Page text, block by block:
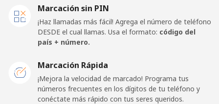
Celular
⁦£10⁩
Línea fija ⁦1.5p⁩
665 min por
⁦£10⁩
Marcación sin PIN
¡Haz llamadas más fácil! Agrega el número de teléfono
DESDE el cual llamas. Usa el formato: código del
país + número.
Marcación Rápida
¡Mejora la velocidad de marcado! Programa tus
números frecuentes en los dígitos de tu teléfono y
conéctate más rápido con tus seres queridos.